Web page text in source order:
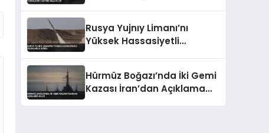
Rusya Yujnıy Limanı’nı
Yüksek Hassasiyetli
Hürmüz Boğazı’nda İki Gemi
Kazası İran’dan Açıklama